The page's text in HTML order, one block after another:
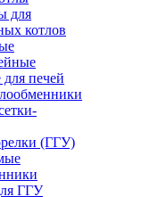
для
котлов
печей
(ГГУ)
ГГУ